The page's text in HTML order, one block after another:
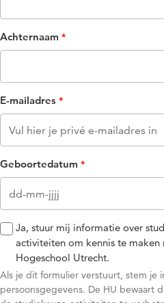
Achternaam
E-mailadres
Geboortedatum
Ja, stuur mij informatie over
activiteiten om kennis te
Hogeschool Utrecht.
Als je dit formulier verstuurt, stem je
persoonsgegevens. De HU bewaart